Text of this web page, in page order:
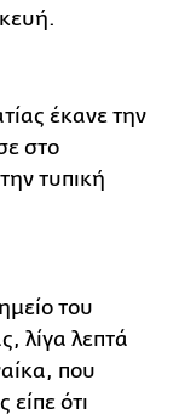
έκανε την
στο
τυπική
του
λίγα λεπτά
που
είπε ότι